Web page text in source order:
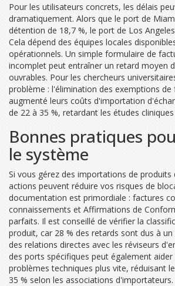
Pour les utilisateurs concrets, les délais
dramatiquement. Alors que le port de
détention de 18,7 %, le port de Los
Cela dépend des équipes locales
opérationnels. Un simple formulaire de
incomplet peut entraîner un retard moyen
ouvrables. Pour les chercheurs
problème : l'élimination des exemptions de
augmenté leurs coûts d'importation
de 22 à 35 %, retardant les études
Bonnes pratiques
le système
Si vous gérez des importations de produits
actions peuvent réduire vos risques de
documentation est primordiale : factures
connaissements et Affirmations de
parfaits. Il est conseillé de vérifier la
produit, car 28 % des retards sont dus à
des relations directes avec les réviseurs
des ports spécifiques peut également aider
problèmes techniques plus vite, réduisant
35 % selon les associations d'importateurs.